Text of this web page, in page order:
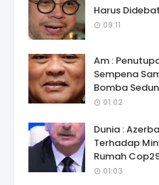
Harus
09:11
Am :
Sempena
Bomba
01:02
Dunia :
Terhadap
Rumah
01:03